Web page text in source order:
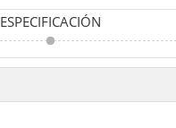
ESPECIFICACIÓN